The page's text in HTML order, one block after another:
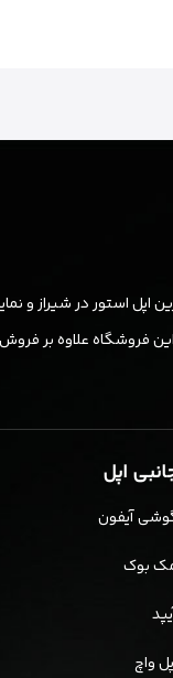
اپل استور در شیراز و
فروشگاه علاوه بر
اپل
آیفون
بوک
واچ